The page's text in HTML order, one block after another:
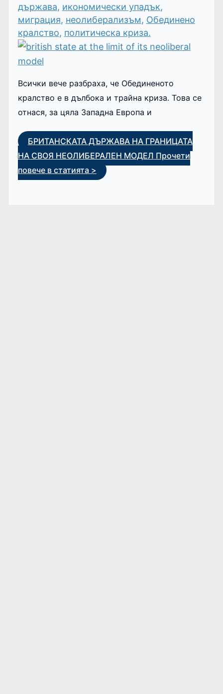
държава, икономически упадък,
миграция, неолиберализъм, Обединено
кралство, политическа криза.
Всички вече разбраха, че Обединеното
кралство е в дълбока и трайна криза. Това се
отнася, за цяла Западна Европа и
БРИТАНСКАТА ДЪРЖАВА НА ГРАНИЦАТА
НА СВОЯ НЕОЛИБЕРАЛЕН МОДЕЛ Прочети
повече в статията >